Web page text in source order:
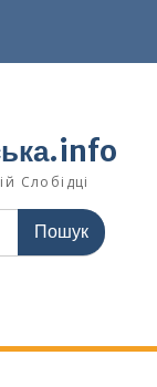
Слобідці